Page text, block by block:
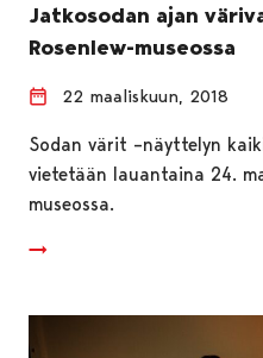
Jatkosodan ajan
Rosenlew-museossa
22 maaliskuun, 2018
Sodan värit –näyttelyn
vietetään lauantaina 24.
museossa.